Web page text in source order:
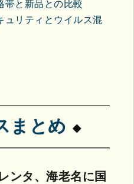
帯と新品との比較
ュリティとウイルス混
まとめ
ンタ、海老名に国